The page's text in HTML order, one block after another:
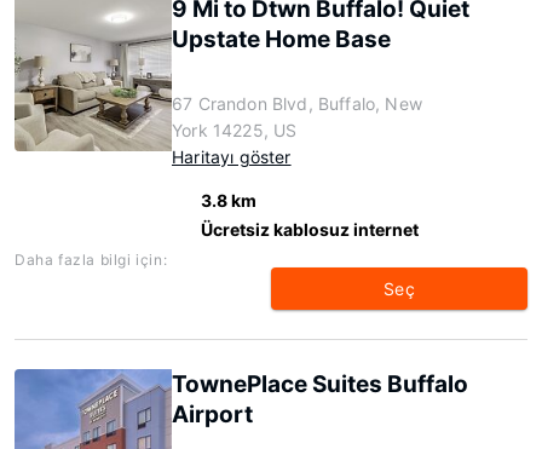
9 Mi to Dtwn Buffalo! Quiet
Upstate Home Base
67 Crandon Blvd, Buffalo, New
York 14225, US
Haritayı göster
3.8 km
Ücretsiz kablosuz internet
Daha fazla bilgi için:
Seç
TownePlace Suites Buffalo
Airport